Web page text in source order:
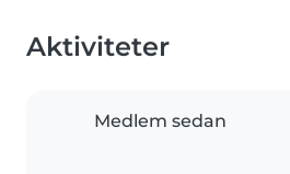
Aktiviteter
Medlem sedan